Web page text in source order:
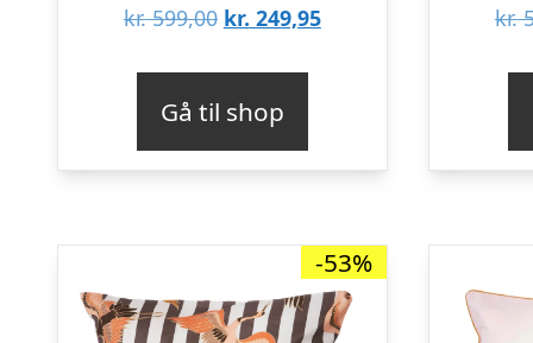
kr.599,00 Den
var:
kr. 599,00.
kr. 249,95Den
kr. 249,95.
Gå til shop
kr.
-53%